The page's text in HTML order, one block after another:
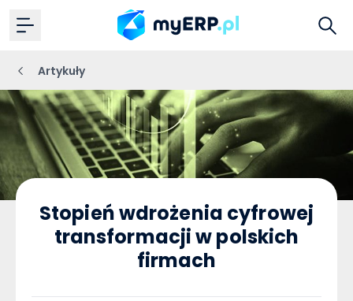
Artykuły
Stopień wdrożenia cyfrowej
transformacji w polskich
firmach